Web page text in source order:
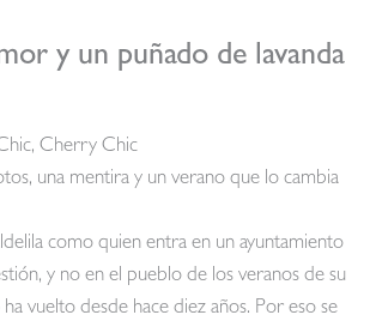
y un puñado de lavanda
Cherry Chic
una mentira y un verano que lo cambia
como quien entra en un ayuntamiento
y no en el pueblo de los veranos de su
ha vuelto desde hace diez años. Por eso se